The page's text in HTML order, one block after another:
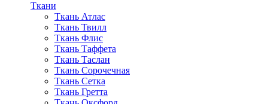
Ткани
Ткань Атлас
Ткань Твилл
Ткань Флис
Ткань Таффета
Ткань Таслан
Ткань Сорочечная
Ткань Сетка
Ткань Гретта